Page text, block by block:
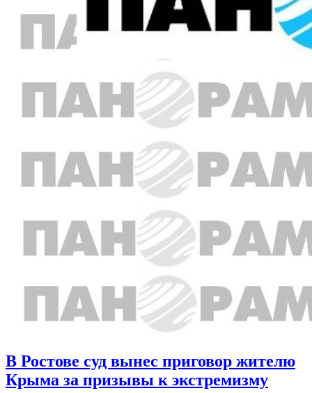
В Ростове суд вынес приговор жителю
Крыма за призывы к экстремизму